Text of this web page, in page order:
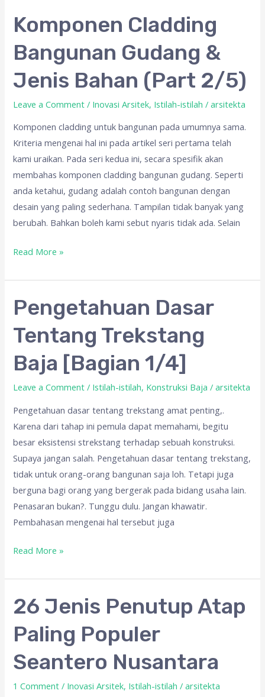
Komponen Cladding
Bangunan Gudang &
Jenis Bahan (Part 2/5)
Leave a Comment / Inovasi Arsitek, Istilah-istilah /arsitekta
Komponen cladding untuk bangunan pada umumnya sama.
Kriteria mengenai hal ini pada artikel seri pertama telah
kami uraikan. Pada seri kedua ini, secara spesifik akan
membahas komponen cladding bangunan gudang. Seperti
anda ketahui, gudang adalah contoh bangunan dengan
desain yang paling sederhana. Tampilan tidak banyak yang
berubah. Bahkan boleh kami sebut nyaris tidak ada. Selain
Komponen
Cladding
Bangunan
&
(Part
2/5)
Read More »
Pengetahuan Dasar
Tentang Trekstang
Baja [Bagian 1/4]
Leave a Comment / Istilah-istilah, Konstruksi Baja /arsitekta
Pengetahuan dasar tentang trekstang amat penting,.
Karena dari tahap ini pemula dapat memahami, begitu
besar eksistensi strekstang terhadap sebuah konstruksi.
Supaya jangan salah. Pengetahuan dasar tentang trekstang,
tidak untuk orang-orang bangunan saja loh. Tetapi juga
berguna bagi orang yang bergerak pada bidang usaha lain.
Penasaran bukan?. Tunggu dulu. Jangan khawatir.
Pembahasan mengenai hal tersebut juga
Pengetahuan
Dasar
Tentang
Baja
Read More »
26 Jenis Penutup Atap
Paling Populer
Seantero Nusantara
1 Comment / Inovasi Arsitek, Istilah-istilah /arsitekta
26
Jenis
Penutup
Paling